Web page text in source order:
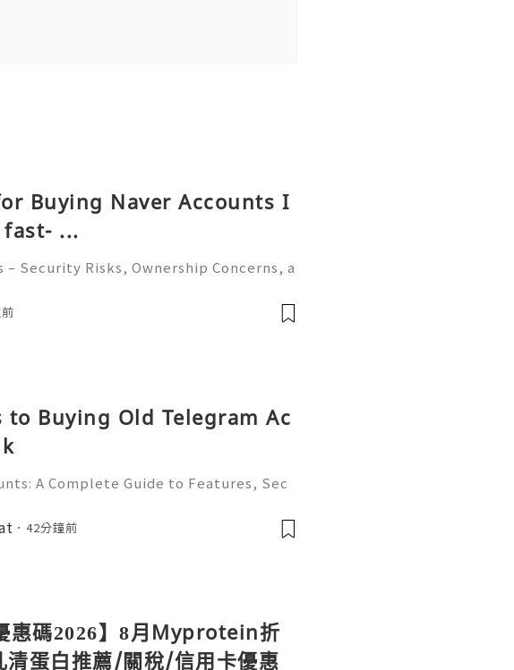
Buying Naver Accounts I
...
– Security Risks, Ownership Concerns, a
✨🔥⚡️🌐 ⚡️📱💬🚀 Telegram: @getpvatop
@getpvatop
to Buying Old Telegram Ac
A Complete Guide to Features, Sec
24/7 Customer Support 💫💎💲💫
541-7768 💫💎💲💫🌐✨💎Te
42分鐘前
惠碼2026】8月Myprotein折
清蛋白推薦/關稅/信用卡優惠